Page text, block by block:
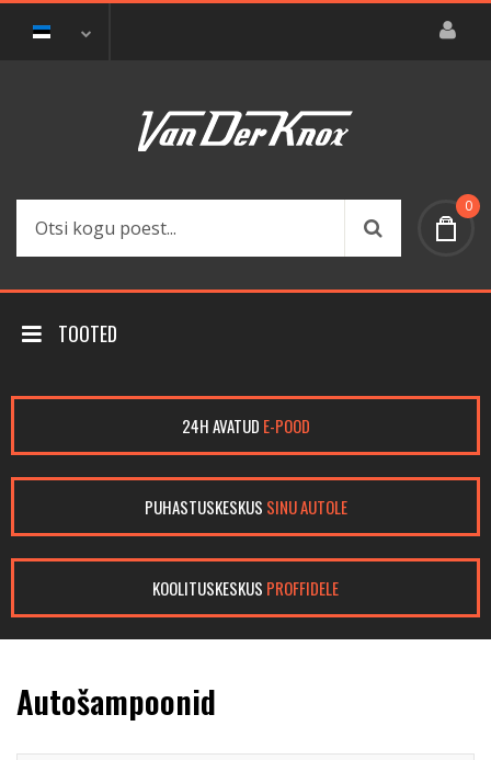
0
TOOTED
24H AVATUD E-POOD
PUHASTUSKESKUS SINU AUTOLE
KOOLITUSKESKUS PROFFIDELE
Autošampoonid